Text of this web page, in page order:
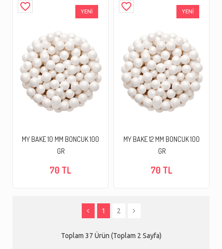
favorite_border YENİ
MY BAKE 10 MM BONCUK 100
GR
70 TL
favorite_border YENİ
MY BAKE 12 MM BONCUK 100
GR
70 TL
1 2
Toplam 37 Ürün (Toplam 2 Sayfa)